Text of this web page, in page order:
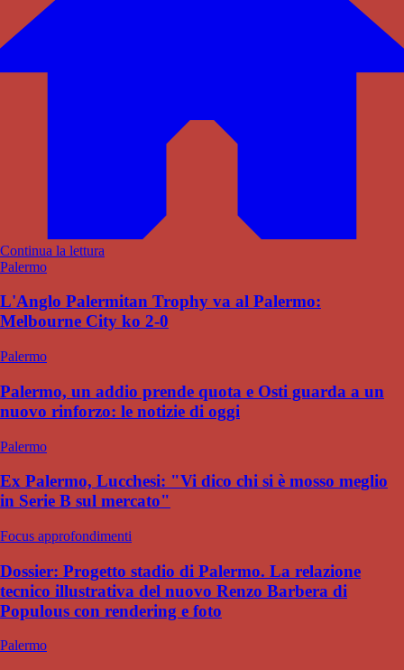
Continua la lettura
Palermo
L'Anglo Palermitan Trophy va al Palermo:
Melbourne City ko 2-0
Palermo
Palermo, un addio prende quota e Osti guarda a un
nuovo rinforzo: le notizie di oggi
Palermo
Ex Palermo, Lucchesi: "Vi dico chi si è mosso meglio
in Serie B sul mercato"
Focus approfondimenti
Dossier: Progetto stadio di Palermo. La relazione
tecnico illustrativa del nuovo Renzo Barbera di
Populous con rendering e foto
Palermo